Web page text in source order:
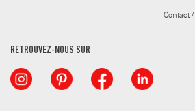
Contact
RETROUVEZ-NOUS SUR